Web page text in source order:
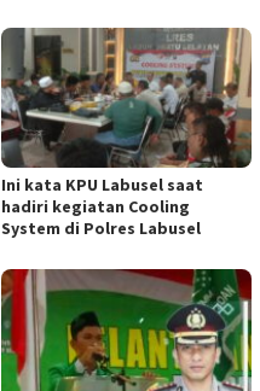
Ini kata KPU Labusel saat
hadiri kegiatan Cooling
System di Polres Labusel